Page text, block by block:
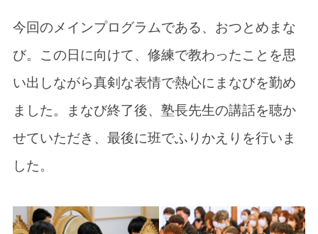
今回のメインプログラムである、おつとめまな
び。この日に向けて、修練で教わったことを思
い出しながら真剣な表情で熱心にまなびを勤め
ました。まなび終了後、塾長先生の講話を聴か
せていただき、最後に班でふりかえりを行いま
した。